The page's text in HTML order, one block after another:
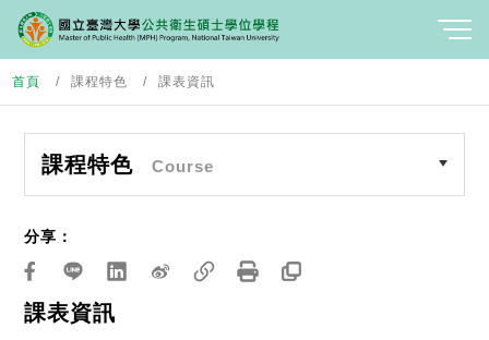
首頁 課程特色 課表資訊
課程特色 Course
課表資訊
分享：